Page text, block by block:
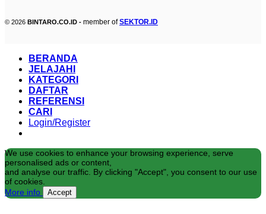
© 2026 BINTARO.CO.ID - member ofSEKTOR.ID
BERANDA
JELAJAHI
KATEGORI
DAFTAR
REFERENSI
CARI
Login/Register
We use cookies to enhance your browsing experience, serve
personalised ads or content,
and analyse our traffic. By clicking "Accept", you consent to our use
of cookies.
More info
Accept